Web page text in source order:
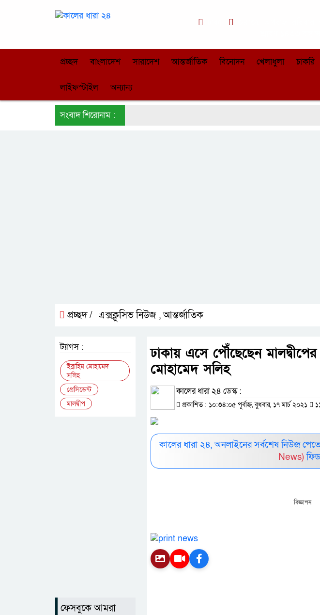
প্রচ্ছদ বাংলাদেশ সারাদেশ আন্তর্জাতিক বিনোদন খেলাধুলা চাকরি
লাইফস্টাইল অন্যান্য
সংবাদ শিরোনাম :
প্রচ্ছদ / এক্সক্লুসিভ নিউজ ,আন্তর্জাতিক
ঢাকায় এসে পৌঁছেছেন মালদ্বীপের
মোহামেদ সলিহ
কালের ধারা ২৪ ডেস্ক :
প্রকাশিত : ১০:৩৪:০৫ পূর্বাহ্ন, বুধবার, ১৭ মার্চ ২০২১
কালের ধারা ২৪, অনলাইনের সর্বশেষ নিউজ
News)
বিজ্ঞাপন
ট্যাগস :
ইব্রাহিম মোহামেদ
সলিহ
প্রেসিডেন্ট
মালদ্বীপ
ফেসবুকে আমরা